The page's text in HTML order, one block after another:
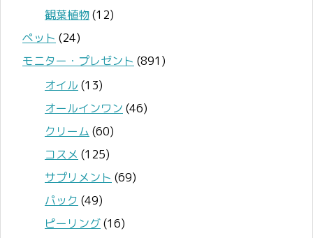
観葉植物(12)
ペット (24)
モニター・プレゼント (891)
オイル (13)
オールインワン (46)
クリーム (60)
コスメ (125)
サプリメント (69)
パック (49)
ピーリング(16)